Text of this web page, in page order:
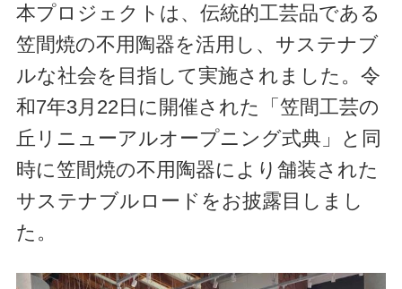
本プロジェクトは、伝統的工芸品である
笠間焼の不用陶器を活用し、サステナブ
ルな社会を目指して実施されました。 令
和7年3月22日に開催された「笠間工芸の
丘リニューアルオープニング式典」と同
時に笠間焼の不用陶器により舗装された
サステナブルロードをお披露目しまし
た。